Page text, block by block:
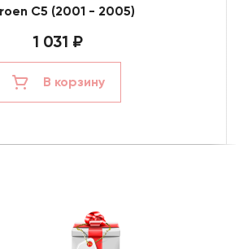
C5 (2001 - 2005)
1 031 ₽
В корзину